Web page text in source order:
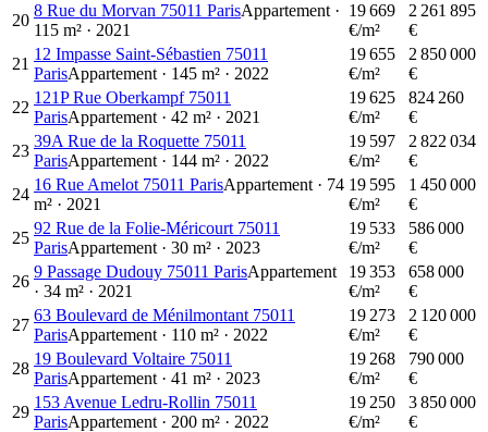
20
8 Rue du Morvan 75011 ParisAppartement ·
115 m² · 2021
19 669
€/m²
2 261 895
€
21
12 Impasse Saint-Sébastien 75011
ParisAppartement · 145 m² · 2022
19 655
€/m²
2 850 000
€
22
121P Rue Oberkampf 75011
ParisAppartement · 42 m² · 2021
19 625
€/m²
824 260
€
23
39A Rue de la Roquette 75011
ParisAppartement · 144 m² · 2022
19 597
€/m²
2 822 034
€
24
16 Rue Amelot 75011 ParisAppartement · 74
m² · 2021
19 595
€/m²
1 450 000
€
25
92 Rue de la Folie-Méricourt 75011
ParisAppartement · 30 m² · 2023
19 533
€/m²
586 000
€
26
9 Passage Dudouy 75011 ParisAppartement
· 34 m² · 2021
19 353
€/m²
658 000
€
27
63 Boulevard de Ménilmontant 75011
ParisAppartement · 110 m² · 2022
19 273
€/m²
2 120 000
€
28
19 Boulevard Voltaire 75011
ParisAppartement · 41 m² · 2023
19 268
€/m²
790 000
€
29
153 Avenue Ledru-Rollin 75011
ParisAppartement · 200 m² · 2022
19 250
€/m²
3 850 000
€